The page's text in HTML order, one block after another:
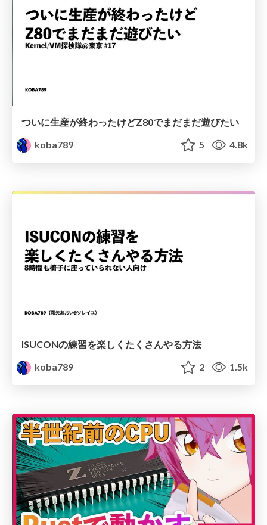
ついに生産が終わったけどZ80でまだまだ遊びたい
koba789
5 4.8k
ISUCONの練習を楽しくたくさんやる方法
koba789
2 1.5k